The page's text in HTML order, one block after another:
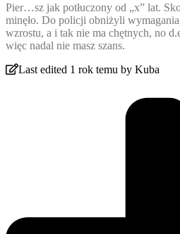
Pier…sz jak potłuczony od „x” lat.
minęło. Do policji obniżyli
wzrostu, a i tak nie ma chętnych, no
więc nadal nie masz szans.
Last edited 1 rok temu by Kuba